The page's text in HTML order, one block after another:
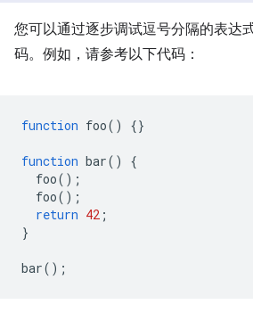
您可以通过逐步调试逗号分隔的表达
码。例如，请参考以下代码：
function foo() {}
function bar()
{
foo();
foo();
return 42 ;
}
bar();